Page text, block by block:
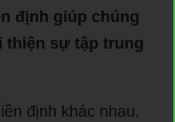
định giúp chúng
thiện sự tập trung
định khác nhau,